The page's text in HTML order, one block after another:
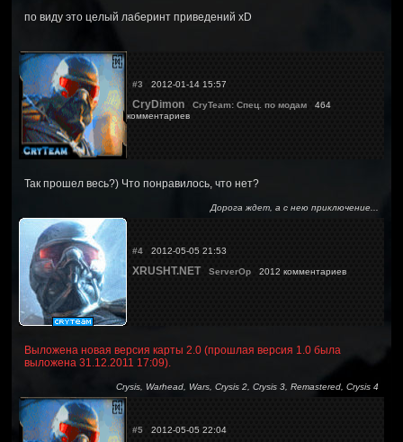
по виду это целый лаберинт приведений xD
#3 2012-01-14 15:57
CryDimon CryTeam: Спец. по модам 464
комментариев
Так прошел весь?) Что понравилось, что нет?
Дорога ждет, а с нею приключение...
#4 2012-05-05 21:53
XRUSHT.NET ServerOp 2012 комментариев
Выложена новая версия карты 2.0 (прошлая версия 1.0 была
выложена 31.12.2011 17:09).
Crysis, Warhead, Wars, Crysis 2, Crysis 3, Remastered, Crysis 4
#5 2012-05-05 22:04